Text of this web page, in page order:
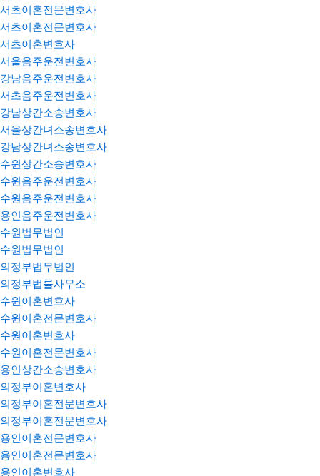
서초이혼전문변호사
서초이혼전문변호사
서초이혼변호사
서울음주운전변호사
강남음주운전변호사
서초음주운전변호사
강남상간소송변호사
서울상간녀소송변호사
강남상간녀소송변호사
수원상간소송변호사
수원음주운전변호사
수원음주운전변호사
용인음주운전변호사
수원법무법인
수원법무법인
의정부법무법인
의정부법률사무소
수원이혼변호사
수원이혼전문변호사
수원이혼변호사
수원이혼전문변호사
용인상간소송변호사
의정부이혼변호사
의정부이혼전문변호사
의정부이혼전문변호사
용인이혼전문변호사
용인이혼전문변호사
용인이혼변호사